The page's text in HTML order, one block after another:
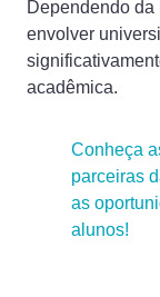
Dependendo
envolver
acadêmica.
Conheça
parceiras
as
alunos!